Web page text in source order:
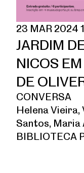
23 MAR 2024
JARDIM
NICOS
DE
CONVERSA
Helena
Santos, Maria
BIBLIOTECA